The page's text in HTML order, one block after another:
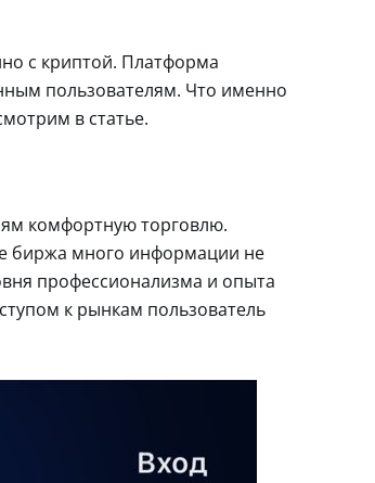
с криптой. Платформа
пользователям. Что именно
в статье.
комфортную торговлю.
биржа много информации не
профессионализма и опыта
к рынкам пользователь